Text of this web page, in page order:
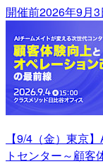
開催前2026年9月
【9/4（金）東京
トセンター～顧客